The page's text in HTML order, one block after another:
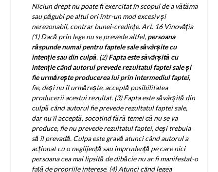
Niciun drept nu poate fi exercitat în scopul de a vătăma
sau păgubi pe altul ori într-un mod excesiv și
nerezonabil, contrar bunei-credințe. Art. 16 Vinovăția
(1) Dacă prin lege nu se prevede altfel, persoana
răspunde numai pentru faptele sale săvârșite cu
intenție sau din culpă. (2) Fapta este săvârșită cu
intenție când autorul prevede rezultatul faptei sale și
fie urmărește producerea lui prin intermediul faptei,
fie, deși nu îl urmărește, acceptă posibilitatea
producerii acestui rezultat. (3) Fapta este săvârșită din
culpă când autorul fie prevede rezultatul faptei sale,
dar nu îl acceptă, socotind fără temei că nu se va
produce, fie nu prevede rezultatul faptei, deși trebuia
să îl prevadă. Culpa este gravă atunci când autorul a
acționat cu o neglijență sau imprudență pe care nici
persoana cea mai lipsită de dibăcie nu ar fi manifestat-o
față de propriile interese. (4) Atunci când legea